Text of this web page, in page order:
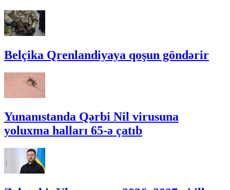
Belçika Qrenlandiyaya qoşun göndərir
Yunanıstanda Qərbi Nil virusuna
yoluxma halları 65-ə çatıb